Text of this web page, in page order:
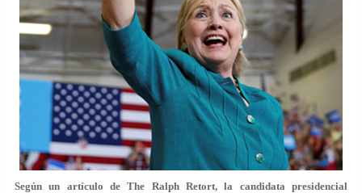
Según un artículo de The Ralph Retort, la candidata presidencial